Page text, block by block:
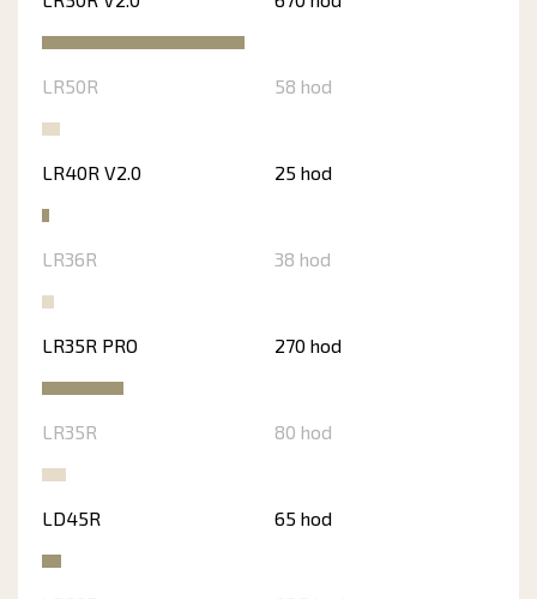
LR50R 58 hod
LR40R V2.0 25 hod
LR36R 38 hod
LR35R PRO 270 hod
LR35R 80 hod
LD45R 65 hod